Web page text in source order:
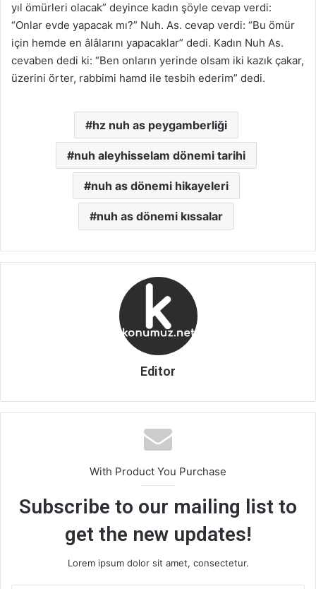
yıl ömürleri olacak” deyince kadın şöyle cevap verdi:
“Onlar evde yapacak mı?” Nuh. As. cevap verdi: “Bu ömür
için hemde en âlâlarını yapacaklar” dedi. Kadın Nuh As.
cevaben dedi ki: “Ben onların yerinde olsam iki kazık çakar,
üzerini örter, rabbimi hamd ile tesbih ederim” dedi.
hz nuh as peygamberliği
nuh aleyhisselam dönemi tarihi
nuh as dönemi hikayeleri
nuh as dönemi kıssalar
Editor
With Product You Purchase
Subscribe to our mailing list to
get the new updates!
Lorem ipsum dolor sit amet, consectetur.